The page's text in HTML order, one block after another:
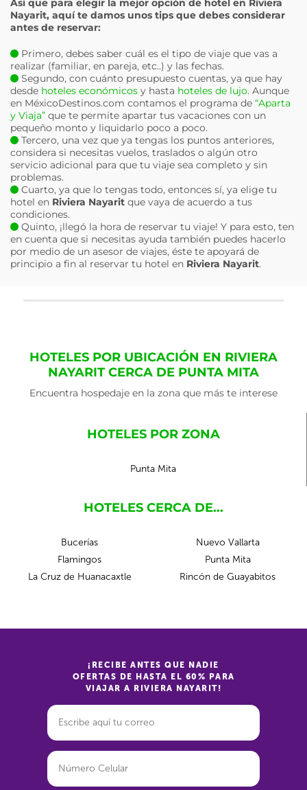
Así que para elegir la mejor opción de hotel en Riviera
Nayarit, aquí te damos unos tips que debes considerar
antes de reservar:
Primero, debes saber cuál es el tipo de viaje que vas a
realizar (familiar, en pareja, etc..) y las fechas.
Segundo, con cuánto presupuesto cuentas, ya que hay
desde hoteles económicos y hasta hoteles de lujo. Aunque
en MéxicoDestinos.com contamos el programa de “Aparta
y Viaja” que te permite apartar tus vacaciones con un
pequeño monto y liquidarlo poco a poco.
Tercero, una vez que ya tengas los puntos anteriores,
considera si necesitas vuelos, traslados o algún otro
servicio adicional para que tu viaje sea completo y sin
problemas.
Cuarto, ya que lo tengas todo, entonces sí, ya elige tu
hotel en Riviera Nayarit que vaya de acuerdo a tus
condiciones.
Quinto, ¡llegó la hora de reservar tu viaje! Y para esto, ten
en cuenta que si necesitas ayuda también puedes hacerlo
por medio de un asesor de viajes, éste te apoyará de
principio a fin al reservar tu hotel en Riviera Nayarit.
HOTELES POR UBICACIÓN EN RIVIERA
NAYARIT CERCA DE PUNTA MITA
Encuentra hospedaje en la zona que más te interese
HOTELES POR ZONA
Punta Mita
HOTELES CERCA DE...
Bucerías
Flamingos
La Cruz de Huanacaxtle
Nuevo Vallarta
Punta Mita
Rincón de Guayabitos
¡RECIBE ANTES QUE NADIE
OFERTAS DE HASTA EL 60% PARA
VIAJAR A RIVIERA NAYARIT!